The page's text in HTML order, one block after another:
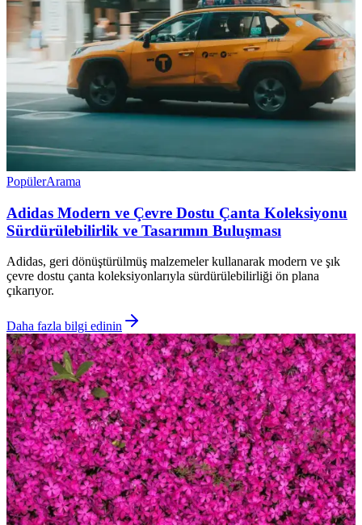
PopülerArama
Adidas Modern ve Çevre Dostu Çanta Koleksiyonu
Sürdürülebilirlik ve Tasarımın Buluşması
Adidas, geri dönüştürülmüş malzemeler kullanarak modern ve şık
çevre dostu çanta koleksiyonlarıyla sürdürülebilirliği ön plana
çıkarıyor.
Daha fazla bilgi edinin